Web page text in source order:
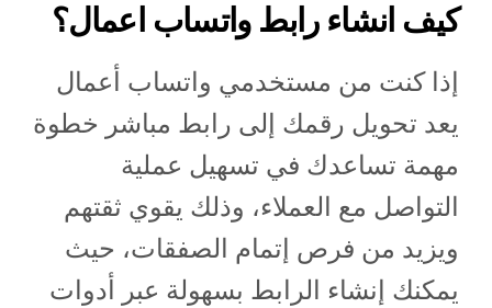
كيف انشاء رابط واتساب اعمال؟
إذا كنت من مستخدمي واتساب أعمال
يعد تحويل رقمك إلى رابط مباشر خطوة
مهمة تساعدك في تسهيل عملية
التواصل مع العملاء، وذلك يقوي ثقتهم
ويزيد من فرص إتمام الصفقات، حيث
يمكنك إنشاء الرابط بسهولة عبر أدوات